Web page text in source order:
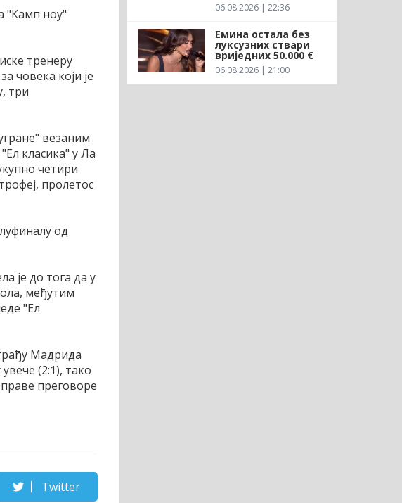
"Камп ноу"
тренеру
човека који је
три
везаним
класика" у Ла
четири
пролетос
од
је до тога да у
међутим
"Ел
Мадрида
(2:1), тако
преговоре
Twitter
06.08.2026 | 22:36
Емина остала без
луксузних ствари
вриједних 50.000 €
06.08.2026 | 21:00